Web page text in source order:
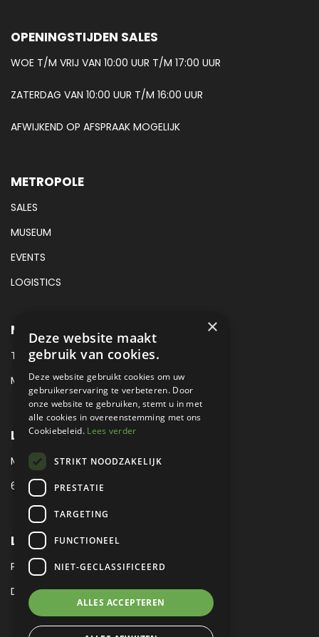
OPENINGSTIJDEN SALES
WOE T/M VRIJ VAN 10:00 UUR T/M 17:00 UUR
ZATERDAG VAN 10:00 UUR T/M 16:00 UUR
AFWIJKEND OP AFSPRAAK MOGELIJK
METROPOLE
SALES
MUSEUM
EVENTS
LOGISTICS
METROPOLE SALES CONTACT
TEL:+31 (0) 88 425 94 00
MAIL:SALES@METROPOLE.NL
LOCATIE
MEUBELLAAN 1 / VIA ENZO FERRARI
6651 KV DRUTEN / THE NETHERLANDS
LEGAL
PRIVACY VERKLARING
DISCLAIMER|SITEMAP
×
Deze website maakt
gebruik van cookies.
Deze website gebruikt cookies om uw
gebruikerservaring te verbeteren. Door
onze website te gebruiken, stemt u in met
alle cookies in overeenstemming met ons
Cookiebeleid. Lees verder
STRIKT NOODZAKELIJK
PRESTATIE
TARGETING
FUNCTIONEEL
NIET-GECLASSIFICEERD
ALLES ACCEPTEREN